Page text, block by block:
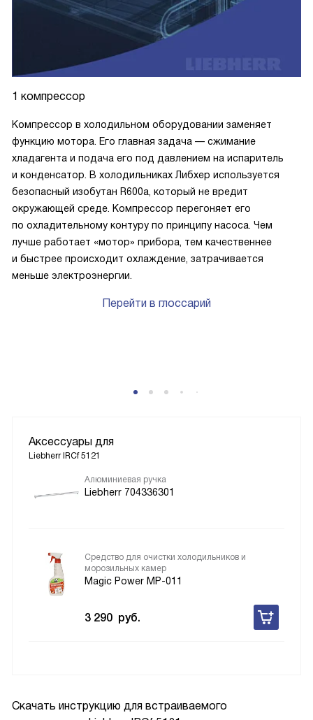
Скачать инструкцию для встраиваемого
1 компрессор
Компрессор в холодильном оборудовании заменяет
функцию мотора. Его главная задача — сжимание
хладагента и подача его под давлением на испаритель
и конденсатор. В холодильниках Либхер используется
безопасный изобутан R600a, который не вредит
окружающей среде. Компрессор перегоняет его
по охладительному контуру по принципу насоса. Чем
лучше работает «мотор» прибора, тем качественнее
и быстрее происходит охлаждение, затрачивается
меньше электроэнергии.
Перейти в глоссарий
Аксессуары для
Liebherr IRCf 5121
Алюминиевая ручка
Liebherr 704336301
Средство для очистки холодильников и
морозильных камер
Magic Power MP-011
3 290 руб.